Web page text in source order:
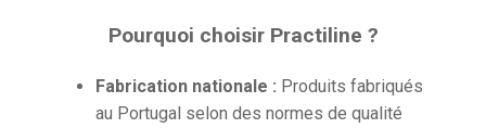
Pourquoi choisir Practiline ?
Fabrication nationale : Produits fabriqués
au Portugal selon des normes de qualité